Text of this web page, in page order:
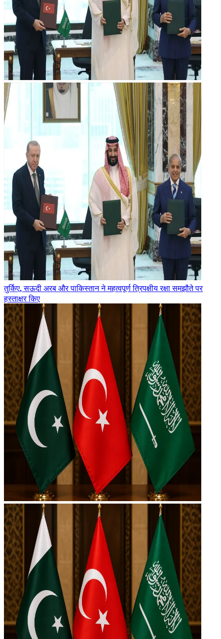
तुर्किए, सऊदी अरब और पाकिस्तान ने महत्वपूर्ण त्रिपक्षीय रक्षा समझौते पर
हस्ताक्षर किए